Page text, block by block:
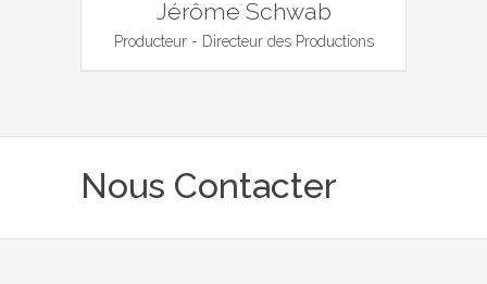
Jérôme Schwab
Producteur - Directeur des Productions
Nous Contacter